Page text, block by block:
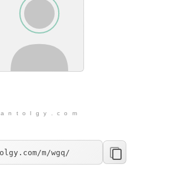
a n t o l g y . c o m